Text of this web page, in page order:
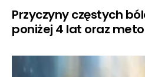
Przyczyny częstych
poniżej 4 lat oraz